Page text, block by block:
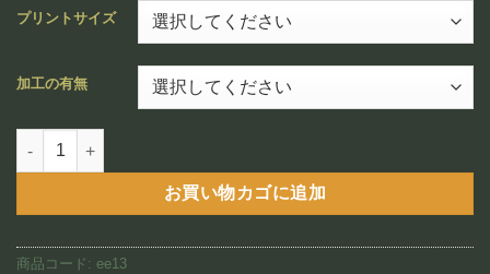
帯:
¥12,800
–
¥88,800
プリントサイズ
加工の有無
White Christmas Orchid（EE13)個
お買い物カゴに追加
商品コード: ee13